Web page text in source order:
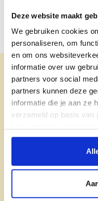
Deze website maakt
We gebruiken cookies
personaliseren, om
en om ons
informatie over uw
partners voor social
partners kunnen deze
informatie die je aan ze
verzameld op basis van
Hitte in
Rijden bij 30 graden
rest van het jaar. Je
veel sneller op en
geldt ook voor de
onzekoelboxen
producten
dataloggersweet